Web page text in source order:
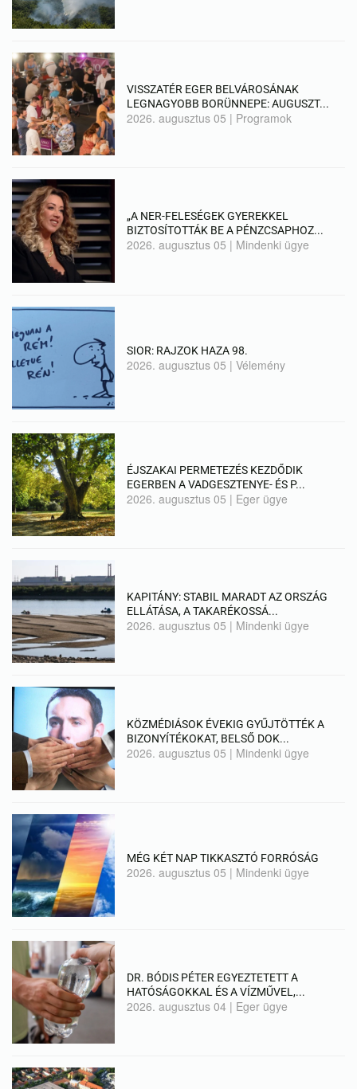
VISSZATÉR EGER BELVÁROSÁNAK
LEGNAGYOBB BORÜNNEPE: AUGUSZT...
2026. augusztus 05 | Programok
„A NER-FELESÉGEK GYEREKKEL
BIZTOSÍTOTTÁK BE A PÉNZCSAPHOZ...
2026. augusztus 05 | Mindenki ügye
SIOR: RAJZOK HAZA 98.
2026. augusztus 05 |Vélemény
ÉJSZAKAI PERMETEZÉS KEZDŐDIK
EGERBEN A VADGESZTENYE- ÉS P...
2026. augusztus 05 | Eger ügye
KAPITÁNY: STABIL MARADT AZ ORSZÁG
ELLÁTÁSA, A TAKARÉKOSSÁ...
2026. augusztus 05 | Mindenki ügye
KÖZMÉDIÁSOK ÉVEKIG GYŰJTÖTTÉK A
BIZONYÍTÉKOKAT, BELSŐ DOK...
2026. augusztus 05 | Mindenki ügye
MÉG KÉT NAP TIKKASZTÓ FORRÓSÁG
2026. augusztus 05 | Mindenki ügye
DR. BÓDIS PÉTER EGYEZTETETT A
HATÓSÁGOKKAL ÉS A VÍZMŰVEL,...
2026. augusztus 04 | Eger ügye